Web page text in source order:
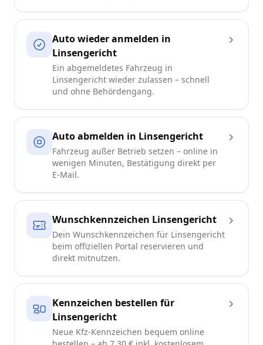
Auto wieder anmelden in
Linsengericht
Ein abgemeldetes Fahrzeug in
Linsengericht wieder zulassen – schnell
und ohne Behördengang.
Auto abmelden in Linsengericht
Fahrzeug außer Betrieb setzen – online in
wenigen Minuten, Bestätigung direkt per
E-Mail.
Wunschkennzeichen Linsengericht
Dein Wunschkennzeichen für Linsengericht
beim offiziellen Portal reservieren und
direkt mitnutzen.
Kennzeichen bestellen für
Linsengericht
Neue Kfz-Kennzeichen bequem online